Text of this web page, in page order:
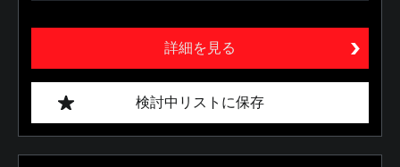
詳細を見る
検討中リストに保存